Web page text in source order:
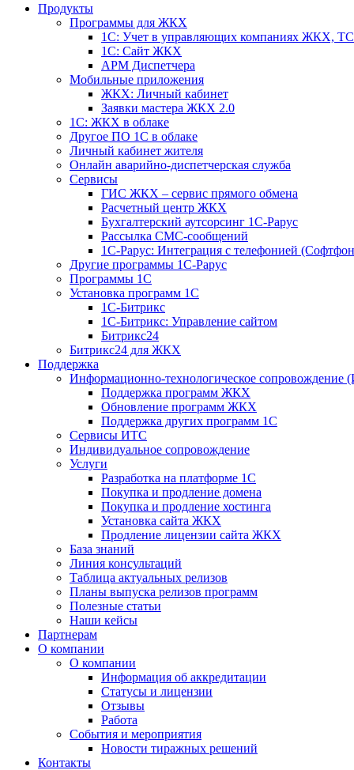
Продукты
Программы для ЖКХ
1С: Учет в управляющих компаниях ЖКХ,
1С: Сайт ЖКХ
АРМ Диспетчера
Мобильные приложения
ЖКХ: Личный кабинет
Заявки мастера ЖКХ 2.0
1С: ЖКХ в облаке
Другое ПО 1С в облаке
Личный кабинет жителя
Онлайн аварийно-диспетчерская служба
Сервисы
ГИС ЖКХ – сервис прямого обмена
Расчетный центр ЖКХ
Бухгалтерский аутсорсинг 1С-Рарус
Рассылка СМС-сообщений
1С-Рарус: Интеграция с телефонией
Другие программы 1С-Рарус
Программы 1С
Установка программ 1С
1С-Битрикс
1С-Битрикс: Управление сайтом
Битрикс24
Битрикс24 для ЖКХ
Поддержка
Информационно-технологическое сопровождение
Поддержка программ ЖКХ
Обновление программ ЖКХ
Поддержка других программ 1С
Сервисы ИТС
Индивидуальное сопровождение
Услуги
Разработка на платформе 1С
Покупка и продление домена
Покупка и продление хостинга
Установка сайта ЖКХ
Продление лицензии сайта ЖКХ
База знаний
Линия консультаций
Таблица актуальных релизов
Планы выпуска релизов программ
Полезные статьи
Наши кейсы
Партнерам
О компании
О компании
Информация об аккредитации
Статусы и лицензии
Отзывы
Работа
События и мероприятия
Новости тиражных решений
Контакты